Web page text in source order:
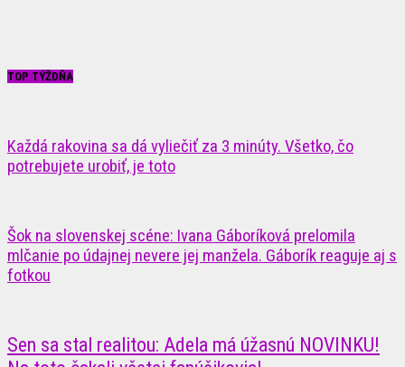
TOP TÝŽDŇA
Každá rakovina sa dá vyliečiť za 3 minúty. Všetko, čo
potrebujete urobiť, je toto
Šok na slovenskej scéne: Ivana Gáboríková prelomila
mlčanie po údajnej nevere jej manžela. Gáborík reaguje aj s
fotkou
Sen sa stal realitou: Adela má úžasnú NOVINKU!